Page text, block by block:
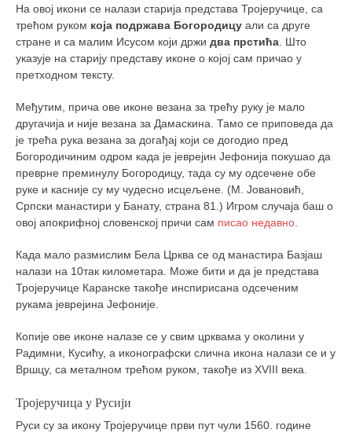
На овој икони се налази старија представа Тројеручице, са
трећом руком која подржава Богородицу али са друге
стране и са малим Исусом који држи два прстића . Што
указује на старију представу иконе о којој сам причао у
претходном тексту.
Међутим, прича ове иконе везана за трећу руку је мало
другачија и није везана за Дамаскина. Тамо се приповеда да
је трећа рука везана за догађај који се догодио пред
Богородичиним одром када је јеврејин Јефонија покушао да
преврне преминулу Богородицу, тада су му одсечене обе
руке и касније су му чудесно исцељене. (М. Јовановић,
Српски манастири у Банату, страна 81.) Игром случаја баш о
овој апокрифној словенској причи сам писао недавно
Када мало размислим Бела Црква се од манастира Базјаш
налази на 10так километара. Може бити и да је представа
Тројеручице Каранске такође инспирисана одсеченим
рукама јеврејина Јефоније.
Копије ове иконе налазе се у свим црквама у околини у
Радимни, Кусићу, а иконографски слична икона налази се и у
Вршцу, са металном трећом руком, такође из XVIII века.
Тројеручица у Русији
Руси су за икону Тројеручице први пут чули 1560. године